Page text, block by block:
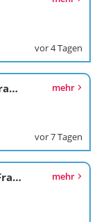
vor 4 Tagen
Hauswirtschaftshilfe (m/w/d) im Franziska-von-Hohenheim-Stift mehr
vor 7 Tagen
Wohnbereichsleitung (m/w/d) im Franziska-von-Hohenheim-Stift mehr